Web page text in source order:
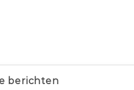
berichten